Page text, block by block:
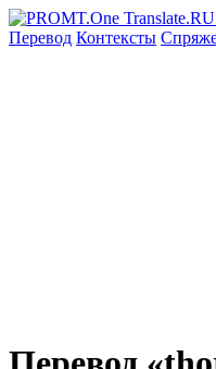
Перевод Контексты